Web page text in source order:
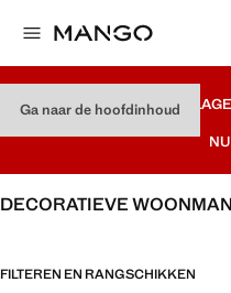
Ga naar de hoofdinhoud
DECORATIEVE
FILTEREN EN RANGSCHIKKEN